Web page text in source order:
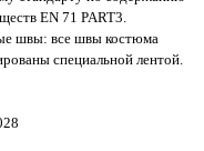
EN 71 PART3.
швы: все швы костюма
специальной лентой.